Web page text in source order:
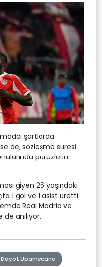
şartlarda
de, sözleşme süresi
pürüzlerin
giyen 26 yaşındaki
1 gol ve 1 asist üretti.
Real Madrid ve
anılıyor.
Dayot Upamecano